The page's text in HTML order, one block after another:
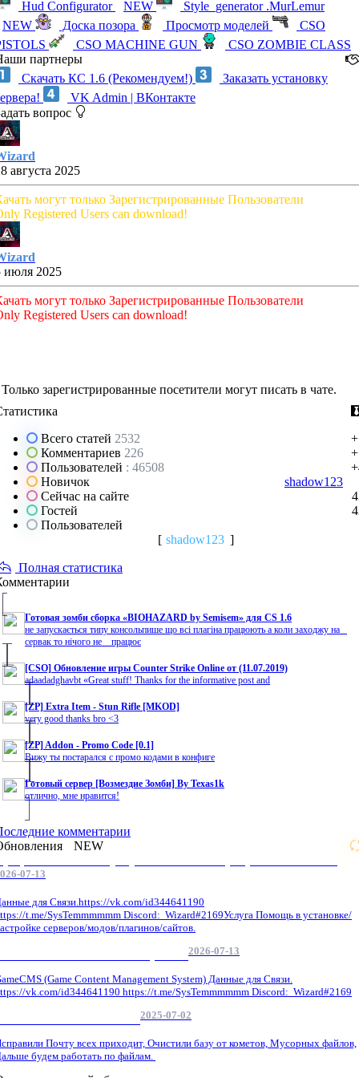
Hud Configurator
NEW
Style_generator .MurLemur
NEW
Доска позора Просмотр моделей
CSO
CSO MACHINE GUN
CSO ZOMBIE CLASS
партнеры
Скачать КС 1.6 (Рекомендуем!)
Заказать установку
VK Admin | ВКонтакте
вопрос
августа 2025
могут только Зарегистрированные Пользователи
Registered Users can download!
июля 2025
могут только Зарегистрированные Пользователи
Registered Users can download!
Только зарегистрированные посетители могут писать в чате.
Всего статей 2532
Комментариев 226
Пользователей : 46508
Новичок
shadow123
Сейчас на сайте
Гостей
Пользователей
[ shadow123 ]
Полная статистика
Готовая зомби сборка «BIOHAZARD by Semisem» для CS 1.6
не запускається типу консольпише що всі плагіна працюють а коли заходжу на
сервак то нічого не працює
[CSO] Обновление игры Counter Strike Online от (11.07.2019)
adaadadghavbt «Great stuff! Thanks for the informative post and
[ZP] Extra Item - Stun Rifle [MKOD]
very good thanks bro <3
[ZP] Addon - Promo Code [0.1]
Вижу ты постарался с промо кодами в конфиге
Готовый сервер [Возмездие Зомби] By Texas1k
отлично, мне нравится!
комментарии
NEW
07-13
для Связи.https://vk.com/id344641190
t.me/SysTemmmmmm Discord: Wizard#2169Услуга Помощь в установке/
серверов/модов/плагинов/сайтов.
2026-07-13
(Game Content Management System) Данные для Связи.
vk.com/id344641190 https://t.me/SysTemmmmmm Discord: Wizard#2169
2025-07-02
Почту всех приходит, Очистили базу от кометов, Мусорных файлов,
будем работать по файлам.